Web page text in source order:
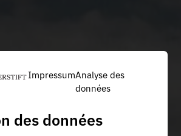
ImpressumAnalyse des
données
des données